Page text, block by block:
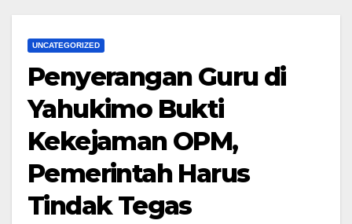
UNCATEGORIZED
Penyerangan Guru di
Yahukimo Bukti
Kekejaman OPM,
Pemerintah Harus
Tindak Tegas